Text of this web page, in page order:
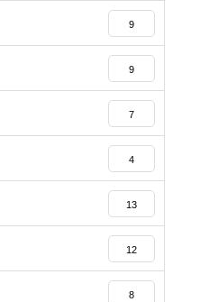
9
9
7
4
13
12
8